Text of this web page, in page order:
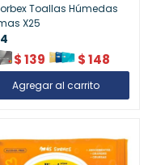
Toallas Húmedas
X25
$139 $148